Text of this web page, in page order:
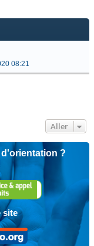
08:21
Aller
?
site